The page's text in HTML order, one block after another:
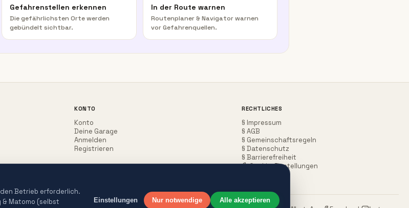
Gefahrenstellen erkennen
Die gefährlichsten Orte werden
gebündelt sichtbar.
In der Route warnen
Routenplaner & Navigator warnen
vor Gefahrenquellen.
KONTO
Konto
Deine Garage
Anmelden
Registrieren
RECHTLICHES
§ Impressum
§ AGB
§ Gemeinschaftsregeln
§ Datenschutz
§ Barrierefreiheit
Cookie-Einstellungen
Betrieb erforderlich.
Matomo (selbst
Einstellungen Nur notwendige Alle akzeptieren